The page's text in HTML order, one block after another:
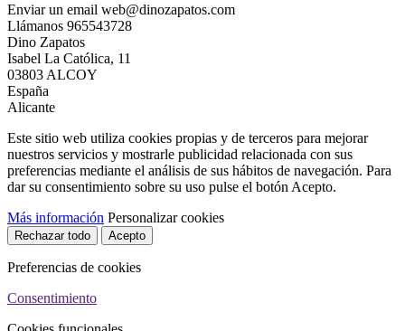
Enviar un email web@dinozapatos.com
Llámanos 965543728
Dino Zapatos
Isabel La Católica, 11
03803 ALCOY
España
Alicante
Este sitio web utiliza cookies propias y de terceros para mejorar
nuestros servicios y mostrarle publicidad relacionada con sus
preferencias mediante el análisis de sus hábitos de navegación. Para
dar su consentimiento sobre su uso pulse el botón Acepto.
Más información Personalizar cookies
Rechazar todo Acepto
Preferencias de cookies
Consentimiento